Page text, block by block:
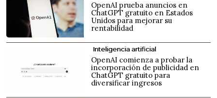
OpenAI prueba anuncios en
ChatGPT gratuito en Estados
Unidos para mejorar su
rentabilidad
Inteligencia artificial
OpenAI comienza a probar la
incorporación de publicidad en
ChatGPT gratuito para
diversificar ingresos